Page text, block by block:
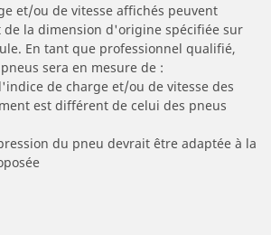
et/ou de vitesse affichés peuvent
la dimension d'origine spécifiée sur
En tant que professionnel qualifié,
sera en mesure de :
de charge et/ou de vitesse des
est différent de celui des pneus
du pneu devrait être adaptée à la